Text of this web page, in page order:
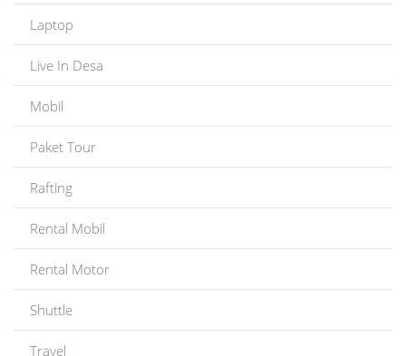
Laptop
Live In Desa
Mobil
Paket Tour
Rafting
Rental Mobil
Rental Motor
Shuttle
Travel